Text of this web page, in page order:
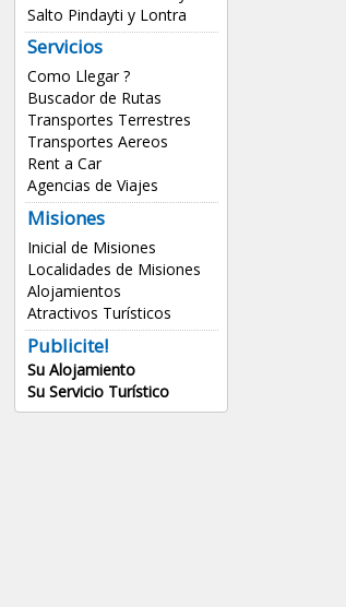
Salto Pindayti y Lontra
Servicios
Como Llegar ?
Buscador de Rutas
Transportes Terrestres
Transportes Aereos
Rent a Car
Agencias de Viajes
Misiones
Inicial de Misiones
Localidades de Misiones
Alojamientos
Atractivos Turísticos
Publicite!
Su Alojamiento
Su Servicio Turístico